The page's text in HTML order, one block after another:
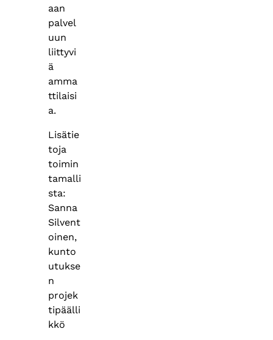
aan
palvel
uun
liittyvi
ä
amma
ttilaisi
a.
Lisätie
toja
toimin
tamalli
sta:
Sanna
Silvent
oinen,
kunto
utukse
n
projek
tipäälli
kkö